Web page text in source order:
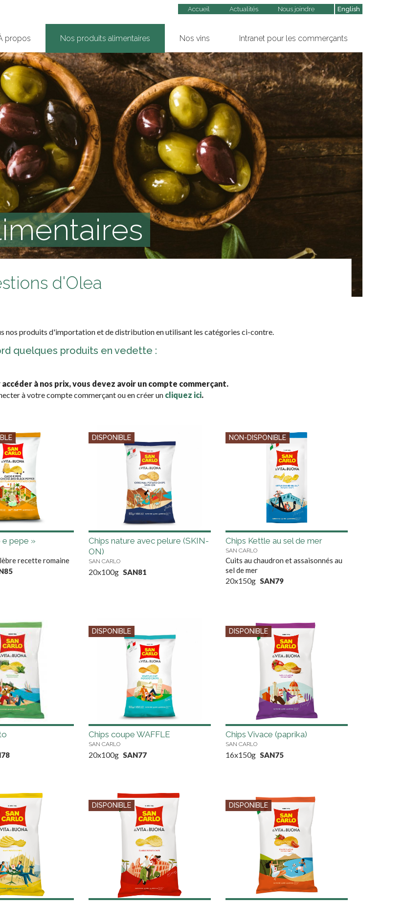
Accueil Actualités Nous joindre English
propos Nos produits alimentaires Nos vins Intranet pour les commerçants
d'Olea
nos produits d'importation et de distribution en utilisant les catégories ci-contre.
quelques produits en vedette :
à nos prix, vous devez avoir un compte commerçant.
à votre compte commerçant ou en créer un cliquez ici.
e pepe »
recette romaine
DISPONIBLE
Chips nature avec pelure (SKIN-
ON)
SAN CARLO
20x100g SAN81
NON-DISPONIBLE
Chips Kettle au sel de mer
SAN CARLO
Cuits au chaudron et assaisonnés au
sel de mer
20x150g SAN79
DISPONIBLE
Chips coupe WAFFLE
SAN CARLO
20x100g SAN77
DISPONIBLE
Chips Vivace (paprika)
SAN CARLO
16x150g SAN75
DISPONIBLE DISPONIBLE